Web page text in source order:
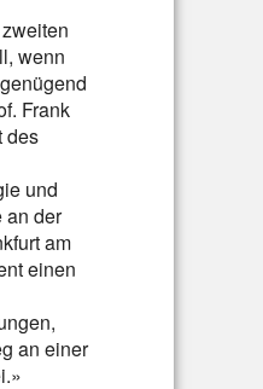
wenn
Frank
des
und
an der
am
einen
an einer